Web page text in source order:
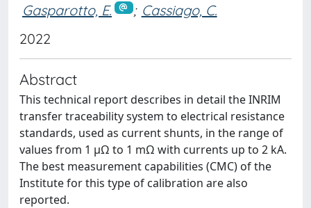
Gasparotto, E.
; Cassiago, C.
2022
Abstract
This technical report describes in detail the INRIM
transfer traceability system to electrical resistance
standards, used as current shunts, in the range of
values from 1 μΩ to 1 mΩ with currents up to 2 kA.
The best measurement capabilities (CMC) of the
Institute for this type of calibration are also
reported.